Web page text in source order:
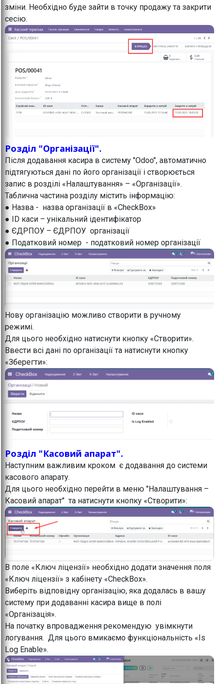
зміни. Необхідно буде зайти в точку продажу та закрити
сесію.
Розділ "Організації".
Після додавання касира в систему "Odoo", автоматично
підтягуються дані по його організації і створюється
запис в розділі «Налаштування» – «Організації».
Таблична частина розділу містить інформацію:
● Назва - назва організації в «CheckBox»
● ID каси – унікальний ідентифікатор
● ЄДРПОУ – ЄДРПОУ організації
● Податковий номер - податковий номер організації
Нову організацію можливо створити в ручному
режимі.
Для цього необхідно натиснути кнопку «Створити».
Ввести всі дані по організації та натиснути кнопку
«Зберегти»:
Розділ "Касовий апарат".
Наступним важливим кроком є додавання до системи
касового апарату.
Для цього необхідно перейти в меню "Налаштування –
Касовий апарат" та натиснути кнопку «Створити»:
В поле «Ключ ліцензії» необхідно додати значення поля
«Ключ ліцензії» з кабінету «CheckBox».
Виберіть відповідну організацію, яка додалась в вашу
систему при додаванні касира вище в полі
«Організація».
На початку впровадження рекомендую увімкнути
логування. Для цього вмикаємо функціональність «Is
Log Enable».